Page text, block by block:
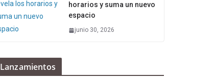
horarios y suma un nuevo
espacio
junio 30, 2026
Lanzamientos